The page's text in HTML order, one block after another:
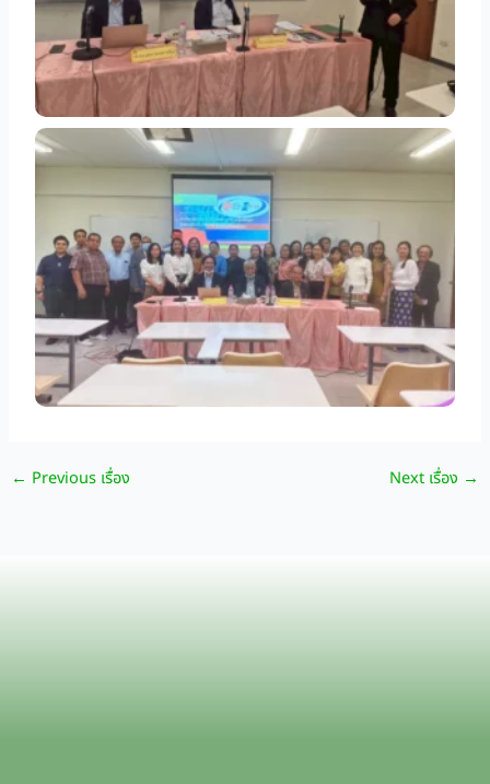
← Previous เรื่อง Next เรื่อง →